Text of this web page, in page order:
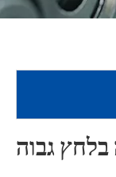
בלחץ גבוה